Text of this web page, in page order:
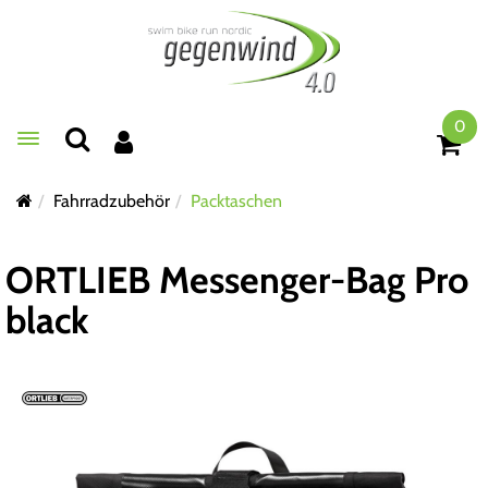
Toggle navigation
0
Fahrradzubehör Packtaschen
ORTLIEB Messenger-Bag Pro
black